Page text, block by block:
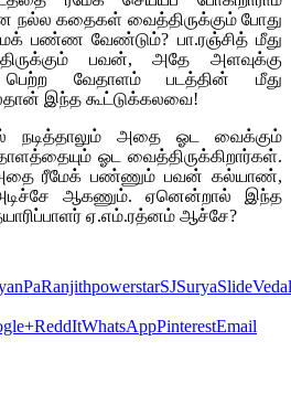
நல்ல கதைகள் வைத்திருக்கும் போது
பண்ண வேண்டும்? பா.ரஞ்சித் மீது
பவன், அதே அளவுக்கு
வேதாளம் படத்தின் மீது
இந்த கூட்டுக்கலவை!
அதை ஓட வைக்கும்
ஓட வைத்திருக்கிறார்கள்.
ரீமேக் பண்ணும் பவன் கல்யாண்,
அடிச்சே ஆகணும். ஏனென்றால் இந்த
ஏ.எம்.ரத்னம் ஆச்சே?
PaRanjithpowerstarSJSuryaSlide
ReddItWhatsAppPinterestEmail